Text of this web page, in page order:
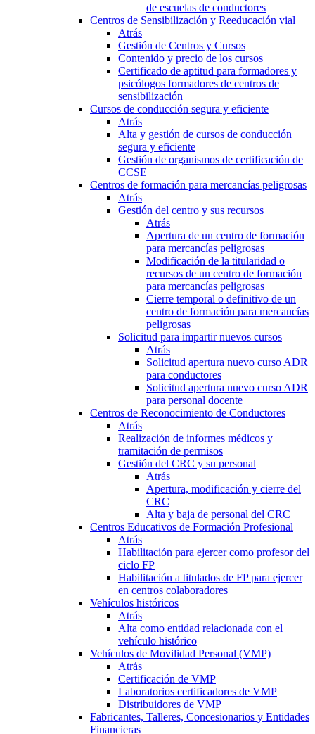
de escuelas de conductores
Centros de Sensibilización y Reeducación vial
Atrás
Gestión de Centros y Cursos
Contenido y precio de los cursos
Certificado de aptitud para formadores y
psicólogos formadores de centros de
sensibilización
Cursos de conducción segura y eficiente
Atrás
Alta y gestión de cursos de conducción
segura y eficiente
Gestión de organismos de certificación de
CCSE
Centros de formación para mercancías peligrosas
Atrás
Gestión del centro y sus recursos
Atrás
Apertura de un centro de formación
para mercancías peligrosas
Modificación de la titularidad o
recursos de un centro de formación
para mercancías peligrosas
Cierre temporal o definitivo de un
centro de formación para mercancías
peligrosas
Solicitud para impartir nuevos cursos
Atrás
Solicitud apertura nuevo curso ADR
para conductores
Solicitud apertura nuevo curso ADR
para personal docente
Centros de Reconocimiento de Conductores
Atrás
Realización de informes médicos y
tramitación de permisos
Gestión del CRC y su personal
Atrás
Apertura, modificación y cierre del
CRC
Alta y baja de personal del CRC
Centros Educativos de Formación Profesional
Atrás
Habilitación para ejercer como profesor del
ciclo FP
Habilitación a titulados de FP para ejercer
en centros colaboradores
Vehículos históricos
Atrás
Alta como entidad relacionada con el
vehículo histórico
Vehículos de Movilidad Personal (VMP)
Atrás
Certificación de VMP
Laboratorios certificadores de VMP
Distribuidores de VMP
Fabricantes, Talleres, Concesionarios y Entidades
Financieras